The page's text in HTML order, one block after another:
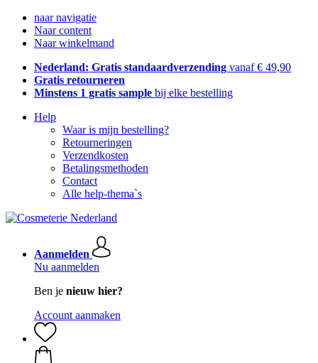
naar navigatie
Naar content
Naar winkelmand
Nederland: Gratis standaardverzending vanaf € 49,90
Gratis retourneren
Minstens 1 gratis sample bij elke bestelling
Help
Waar is mijn bestelling?
Retourneringen
Verzendkosten
Betalingsmethoden
Contact
Alle help-thema`s
Aanmelden
Nu aanmelden
Ben je nieuw hier?
Account aanmaken